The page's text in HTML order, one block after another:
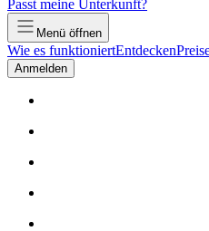
Passt meine Unterkunft?
Menü öffnen
Wie es funktioniertEntdecken
Anmelden